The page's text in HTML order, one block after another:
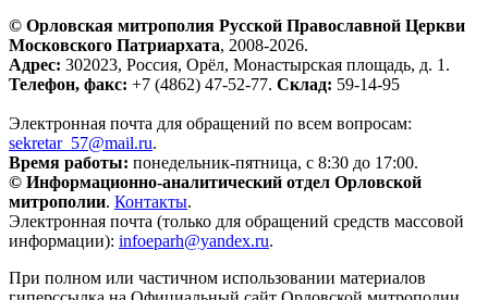
© Орловская митрополия Русской Православной Церкви
Московского Патриархата, 2008-2026.
Адрес: 302023, Россия, Орёл, Монастырская площадь, д. 1.
Телефон, факс: +7 (4862) 47-52-77. Склад: 59-14-95
Электронная почта для обращений по всем вопросам:
sekretar_57@mail.ru.
Время работы: понедельник-пятница, с 8:30 до 17:00.
© Информационно-аналитический отдел Орловской
митрополии. Контакты.
Электронная почта (только для обращений средств массовой
информации): infoeparh@yandex.ru.
При полном или частичном использовании материалов